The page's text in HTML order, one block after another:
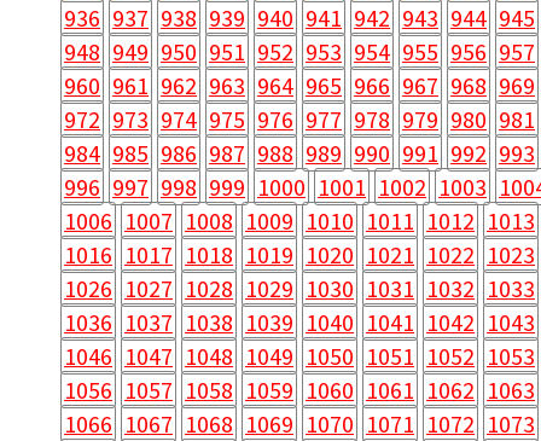
936 937 938 939 940 941 942 943 944 945
948 949 950 951 952 953 954 955 956 957
960 961 962 963 964 965 966 967 968 969
972 973 974 975 976 977 978 979 980 981
984 985 986 987 988 989 990 991 992 993
996 997 998 999 1000 1001 1002 1003
1006 1007 1008 1009 1010 1011 1012 1013
1016 1017 1018 1019 1020 1021 1022 1023
1026 1027 1028 1029 1030 1031 1032 1033
1036 1037 1038 1039 1040 1041 1042 1043
1046 1047 1048 1049 1050 1051 1052 1053
1056 1057 1058 1059 1060 1061 1062 1063
1066 1067 1068 1069 1070 1071 1072 1073